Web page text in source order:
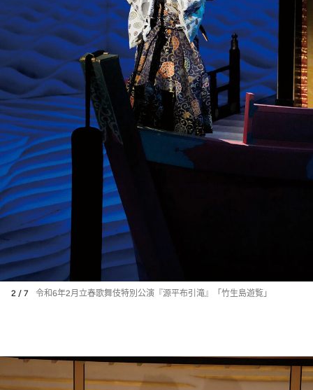
2 / 7 令和6年2月立春歌舞伎特別公演『源平布引滝』「竹生島遊覧」